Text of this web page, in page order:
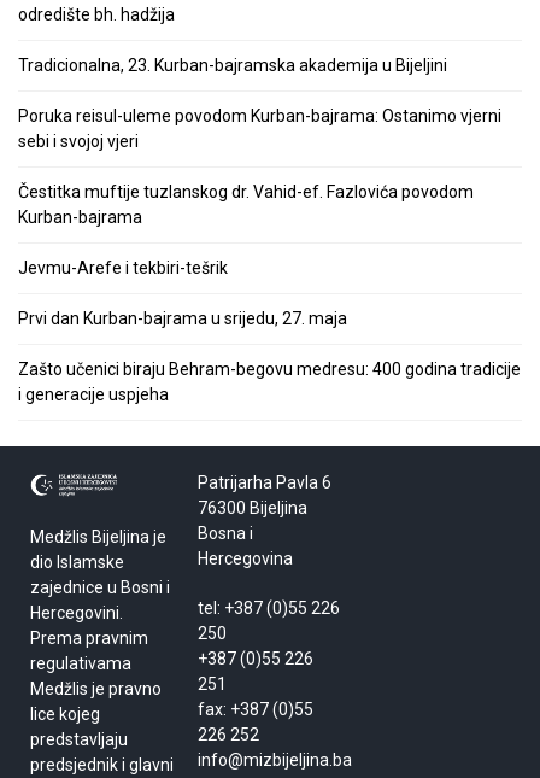
odredište bh. hadžija
Tradicionalna, 23. Kurban-bajramska akademija u Bijeljini
Poruka reisul-uleme povodom Kurban-bajrama: Ostanimo vjerni
sebi i svojoj vjeri
Čestitka muftije tuzlanskog dr. Vahid-ef. Fazlovića povodom
Kurban-bajrama
Jevmu-Arefe i tekbiri-tešrik
Prvi dan Kurban-bajrama u srijedu, 27. maja
Zašto učenici biraju Behram-begovu medresu: 400 godina tradicije
i generacije uspjeha
Medžlis Bijeljina je
dio Islamske
zajednice u Bosni i
Hercegovini.
Prema pravnim
regulativama
Medžlis je pravno
lice kojeg
predstavljaju
predsjednik i glavni
Patrijarha Pavla 6
76300 Bijeljina
Bosna i
Hercegovina
tel: +387 (0)55 226
250
+387 (0)55 226
251
fax: +387 (0)55
226 252
info@mizbijeljina.ba